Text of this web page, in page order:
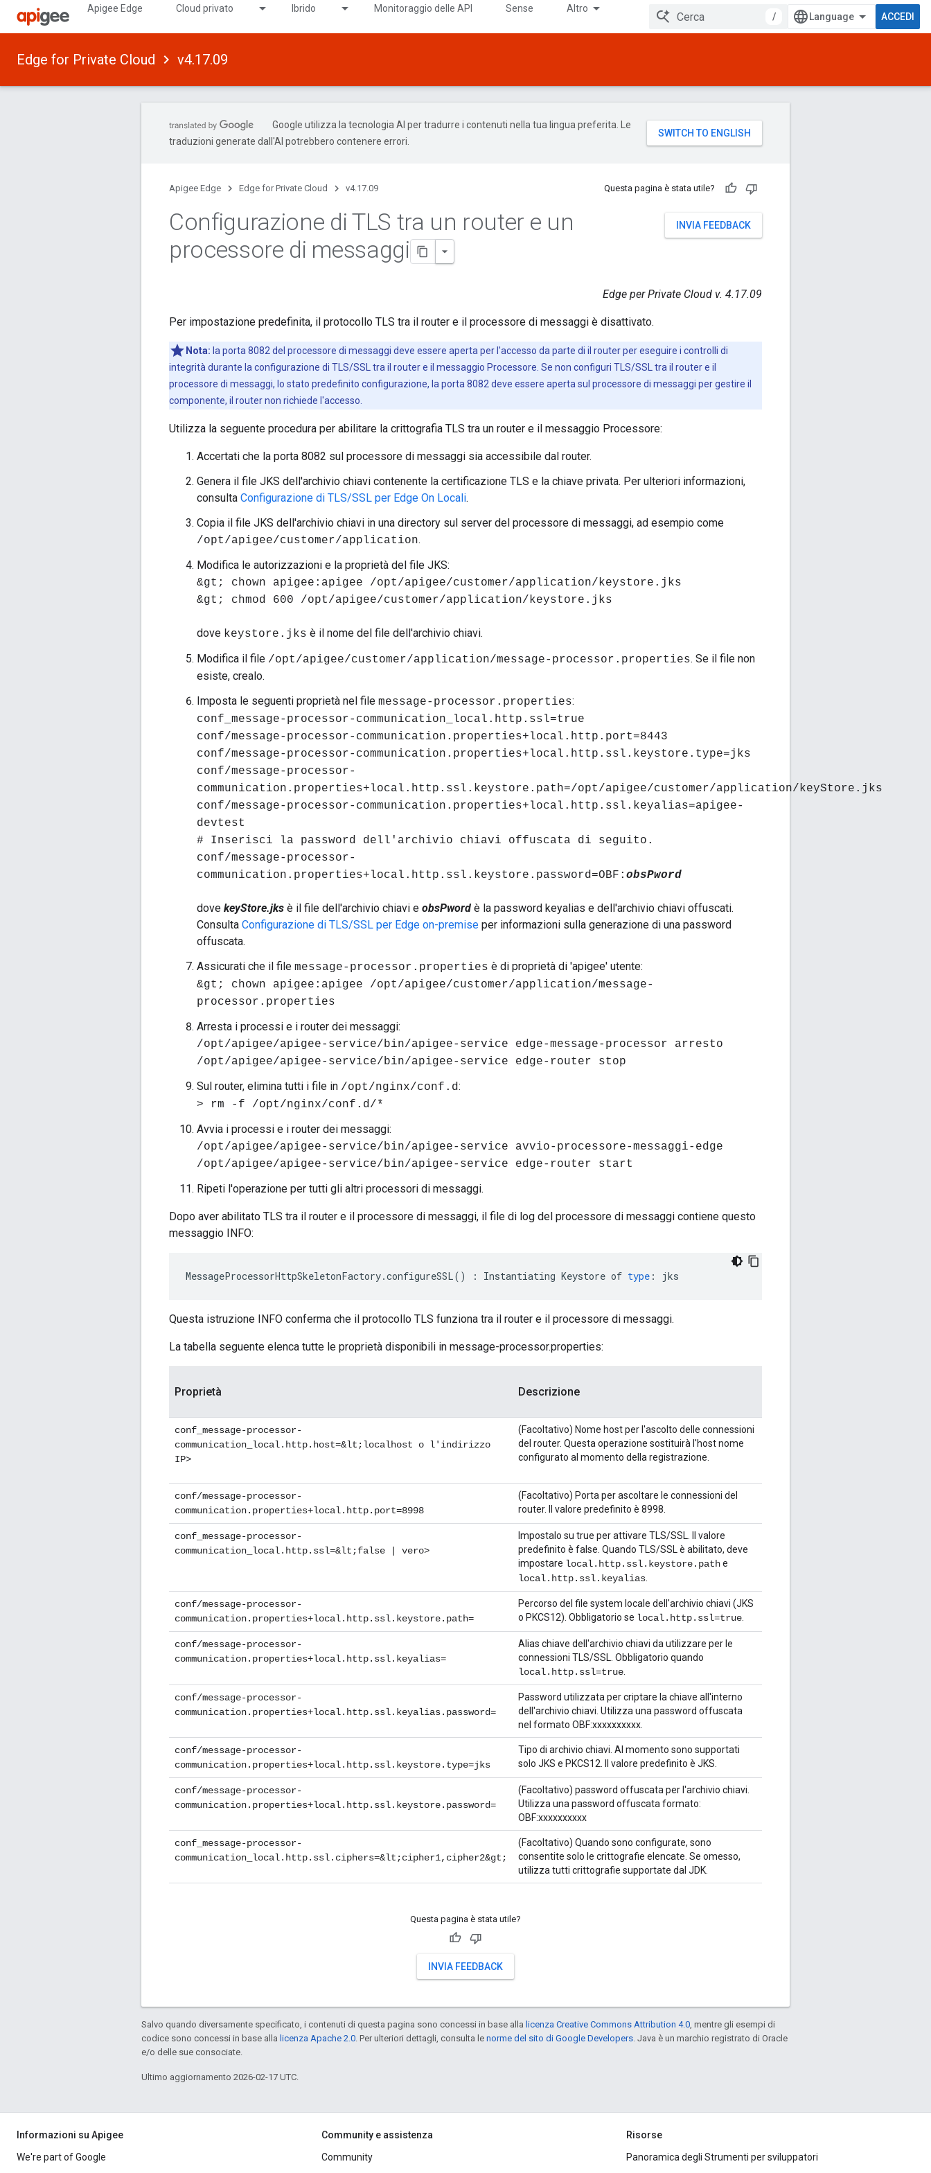
Apigee Edge Cloud privato Ibrido Monitoraggio delle API Sense Altro
/ ACCEDI
Edge for Private Cloud v4.17.09
Google utilizza la tecnologia AI per tradurre i contenuti nella tua lingua preferita. Le
traduzioni generate dall'AI potrebbero contenere errori.
Apigee Edge Edge for Private Cloud v4.17.09 Questa pagina è stata utile?
INVIA FEEDBACK
Configurazione di TLS tra un router e un
processore di messaggi
Edge per Private Cloud v. 4.17.09
Per impostazione predefinita, il protocollo TLS tra il router e il processore di messaggi è disattivato.
Nota: la porta 8082 del processore di messaggi deve essere aperta per l'accesso da parte di il router per eseguire i controlli di
integrità durante la configurazione di TLS/SSL tra il router e il messaggio Processore. Se non configuri TLS/SSL tra il router e il
processore di messaggi, lo stato predefinito configurazione, la porta 8082 deve essere aperta sul processore di messaggi per gestire il
componente, il router non richiede l'accesso.
Utilizza la seguente procedura per abilitare la crittografia TLS tra un router e il messaggio Processore:
Accertati che la porta 8082 sul processore di messaggi sia accessibile dal router.
Genera il file JKS dell'archivio chiavi contenente la certificazione TLS e la chiave privata. Per ulteriori informazioni,
consulta Configurazione di TLS/SSL per Edge On Locali.
Copia il file JKS dell'archivio chiavi in una directory sul server del processore di messaggi, ad esempio come
/opt/apigee/customer/application.
Modifica le autorizzazioni e la proprietà del file JKS:
&gt; chown apigee:apigee /opt/apigee/customer/application/keystore.jks
&gt; chmod 600 /opt/apigee/customer/application/keystore.jks
dove keystore.jks è il nome del file dell'archivio chiavi.
Modifica il file /opt/apigee/customer/application/message-processor.properties. Se il file non
esiste, crealo.
Imposta le seguenti proprietà nel file message-processor.properties:
conf_message-processor-communication_local.http.ssl=true
conf/message-processor-communication.properties+local.http.port=8443
conf/message-processor-communication.properties+local.http.ssl.keystore.type=jks
conf/message-processor-
communication.properties+local.http.ssl.keystore.path=/opt/apigee/customer/application/keyStore.jks
conf/message-processor-communication.properties+local.http.ssl.keyalias=apigee-
devtest
# Inserisci la password dell'archivio chiavi offuscata di seguito.
conf/message-processor-
communication.properties+local.http.ssl.keystore.password=OBF: obsPword
dove keyStore.jks è il file dell'archivio chiavi e obsPword è la password keyalias e dell'archivio chiavi offuscati.
Consulta Configurazione di TLS/SSL per Edge on-premise per informazioni sulla generazione di una password
offuscata.
Assicurati che il file message-processor.properties è di proprietà di 'apigee' utente:
&gt; chown apigee:apigee /opt/apigee/customer/application/message-
processor.properties
Arresta i processi e i router dei messaggi:
/opt/apigee/apigee-service/bin/apigee-service edge-message-processor arresto
/opt/apigee/apigee-service/bin/apigee-service edge-router stop
Sul router, elimina tutti i file in /opt/nginx/conf.d:
> rm -f /opt/nginx/conf.d/*
Avvia i processi e i router dei messaggi:
/opt/apigee/apigee-service/bin/apigee-service avvio-processore-messaggi-edge
/opt/apigee/apigee-service/bin/apigee-service edge-router start
Ripeti l'operazione per tutti gli altri processori di messaggi.
Dopo aver abilitato TLS tra il router e il processore di messaggi, il file di log del processore di messaggi contiene questo
messaggio INFO:
MessageProcessorHttpSkeletonFactory.configureSSL() : Instantiating Keystore of type : jks
Questa istruzione INFO conferma che il protocollo TLS funziona tra il router e il processore di messaggi.
La tabella seguente elenca tutte le proprietà disponibili in message-processor.properties:
Proprietà Descrizione
conf_message-processor-
communication_local.http.host=&lt;localhost o l'indirizzo
IP>
(Facoltativo) Nome host per l'ascolto delle connessioni
del router. Questa operazione sostituirà l'host nome
configurato al momento della registrazione.
conf/message-processor-
communication.properties+local.http.port=8998
(Facoltativo) Porta per ascoltare le connessioni del
router. Il valore predefinito è 8998.
conf_message-processor-
communication_local.http.ssl=&lt;false | vero>
Impostalo su true per attivare TLS/SSL. Il valore
predefinito è false. Quando TLS/SSL è abilitato, deve
impostare local.http.ssl.keystore.pathe
local.http.ssl.keyalias
conf/message-processor-
communication.properties+local.http.ssl.keystore.path=
Percorso del file system locale dell'archivio chiavi (JKS
o PKCS12). Obbligatorio se local.http.ssl=true
conf/message-processor-
communication.properties+local.http.ssl.keyalias=
Alias chiave dell'archivio chiavi da utilizzare per le
connessioni TLS/SSL. Obbligatorio quando
local.http.ssl=true
conf/message-processor-
communication.properties+local.http.ssl.keyalias.password=
Password utilizzata per criptare la chiave all'interno
dell'archivio chiavi. Utilizza una password offuscata
nel formato OBF:xxxxxxxxxx.
conf/message-processor-
communication.properties+local.http.ssl.keystore.type=jks
Tipo di archivio chiavi. Al momento sono supportati
solo JKS e PKCS12. Il valore predefinito è JKS.
conf/message-processor-
communication.properties+local.http.ssl.keystore.password=
(Facoltativo) password offuscata per l'archivio chiavi.
Utilizza una password offuscata formato:
OBF:xxxxxxxxxx
conf_message-processor-
communication_local.http.ssl.ciphers=&lt;cipher1,cipher2&gt;
(Facoltativo) Quando sono configurate, sono
consentite solo le crittografie elencate. Se omesso,
utilizza tutti crittografie supportate dal JDK.
Questa pagina è stata utile?
INVIA FEEDBACK
Salvo quando diversamente specificato, i contenuti di questa pagina sono concessi in base alla licenza Creative Commons Attribution 4.0, mentre gli esempi di
codice sono concessi in base alla licenza Apache 2.0. Per ulteriori dettagli, consulta le norme del sito di Google Developers. Java è un marchio registrato di Oracle
e/o delle sue consociate.
Ultimo aggiornamento 2026-02-17 UTC.
Informazioni su Apigee
We're part of Google
Community e assistenza
Community
Risorse
Panoramica degli Strumenti per sviluppatori